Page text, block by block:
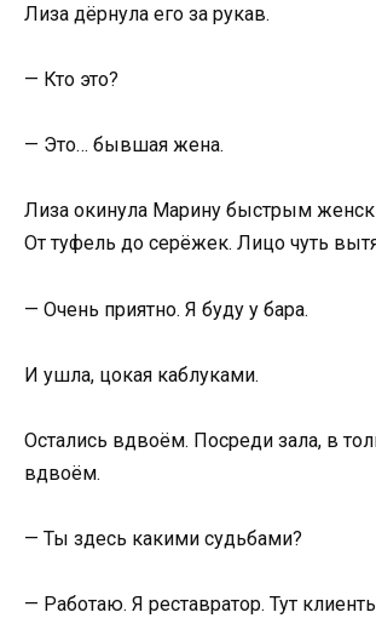
Лиза дёрнула его за рукав.
— Кто это?
— Это… бывшая жена.
Лиза окинула Марину быстрым
От туфель до серёжек. Лицо чуть
— Очень приятно. Я буду у бара.
И ушла, цокая каблуками.
Остались вдвоём. Посреди зала, в
вдвоём.
— Ты здесь какими судьбами?
— Работаю. Я реставратор. Тут